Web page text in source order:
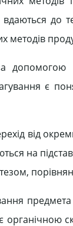
до
методів
є
від
на
органічною